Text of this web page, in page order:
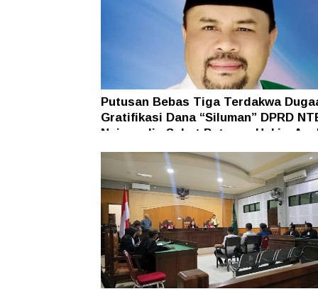
Putusan Bebas Tiga Terdakwa
Gratifikasi Dana “Siluman” DPRD
Najamudin Sebut Putusan Hakim
Ganjil